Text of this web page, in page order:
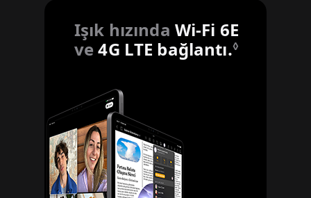
Işık hızında Wi-Fi 6E
ve 4G LTE bağlantı.◊